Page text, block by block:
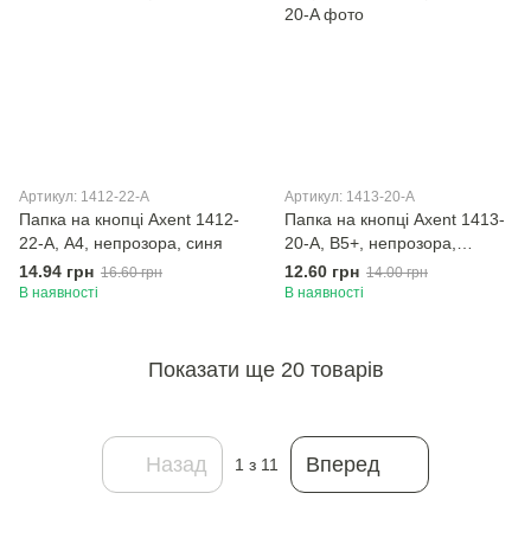
Артикул: 1412-22-A
Папка на кнопці Axent 1412-
22-A, А4, непрозора, синя
14.94 грн 16.60 грн
В наявності
Артикул: 1413-20-A
Папка на кнопці Axent 1413-
20-A, B5+, непрозора,
асортимент кольорів
12.60 грн 14.00 грн
В наявності
Показати ще 20 товарів
Назад 1 з 11 Вперед